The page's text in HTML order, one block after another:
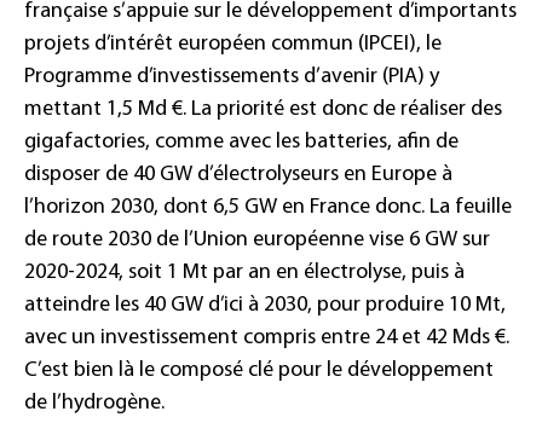
française s’appuie sur le développement d’importants
projets d’intérêt européen commun (IPCEI), le
Programme d’investissements d’avenir (PIA) y
mettant 1,5 Md €. La priorité est donc de réaliser des
gigafactories, comme avec les batteries, afin de
disposer de 40 GW d’électrolyseurs en Europe à
l’horizon 2030, dont 6,5 GW en France donc. La feuille
de route 2030 de l’Union européenne vise 6 GW sur
2020-2024, soit 1 Mt par an en électrolyse, puis à
atteindre les 40 GW d’ici à 2030, pour produire 10 Mt,
avec un investissement compris entre 24 et 42 Mds €.
C’est bien là le composé clé pour le développement
de l’hydrogène.